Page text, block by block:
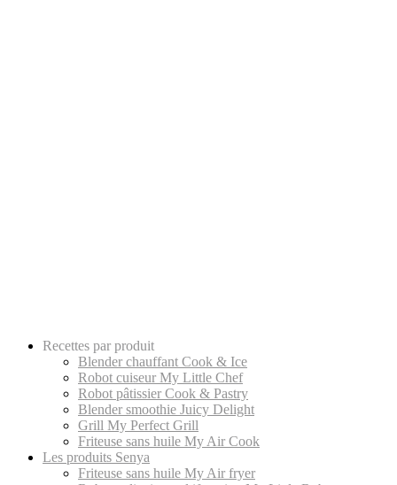
Recettes par produit
Blender chauffant Cook & Ice
Robot cuiseur My Little Chef
Robot pâtissier Cook & Pastry
Blender smoothie Juicy Delight
Grill My Perfect Grill
Friteuse sans huile My Air Cook
Les produits Senya
Friteuse sans huile My Air fryer